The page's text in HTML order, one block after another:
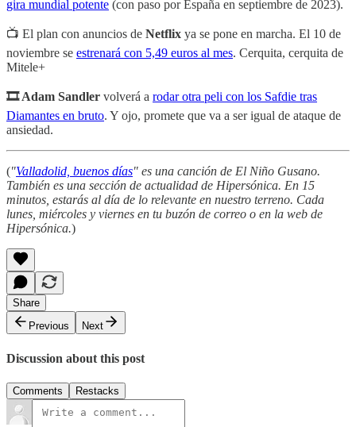
gira mundial potente (con paso por España en septiembre de 2023).
📺 El plan con anuncios de Netflix ya se pone en marcha. El 10 de
noviembre se estrenará con 5,49 euros al mes. Cerquita, cerquita de
Mitele+
🎞 Adam Sandler volverá a rodar otra peli con los Safdie tras
Diamantes en bruto. Y ojo, promete que va a ser igual de ataque de
ansiedad.
("Valladolid, buenos días" es una canción de El Niño Gusano.
También es una sección de actualidad de Hipersónica. En 15
minutos, estarás al día de lo relevante en nuestro terreno. Cada
lunes, miércoles y viernes en tu buzón de correo o en la web de
Hipersónica.)
Share
Previous
Next
Discussion about this post
Comments Restacks